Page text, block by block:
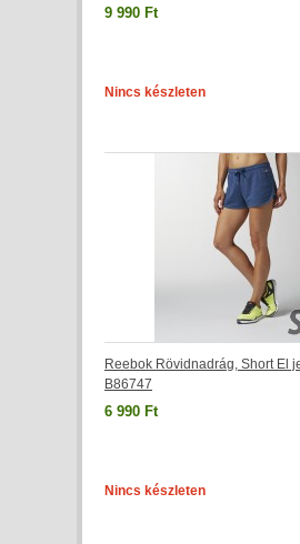
9 990 Ft
Nincs készleten
Reebok Rövidnadrág, Short El
B86747
6 990 Ft
Nincs készleten